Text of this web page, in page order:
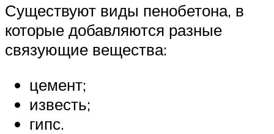
Существуют виды пенобетона, в
которые добавляются разные
связующие вещества:
цемент;
известь;
гипс.